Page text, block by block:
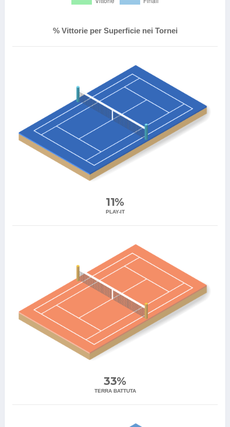
% Vittorie per Superficie nei Tornei
11%
PLAY-IT
33%
TERRA BATTUTA